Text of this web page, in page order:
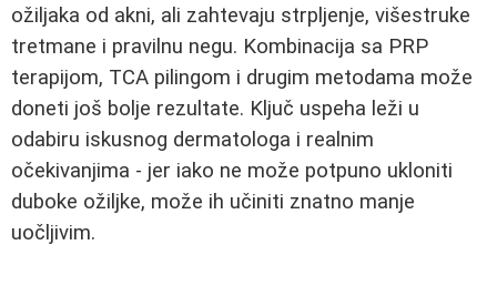
ožiljaka od akni, ali zahtevaju strpljenje, višestruke
tretmane i pravilnu negu. Kombinacija sa PRP
terapijom, TCA pilingom i drugim metodama može
doneti još bolje rezultate. Ključ uspeha leži u
odabiru iskusnog dermatologa i realnim
očekivanjima - jer iako ne može potpuno ukloniti
duboke ožiljke, može ih učiniti znatno manje
uočljivim.